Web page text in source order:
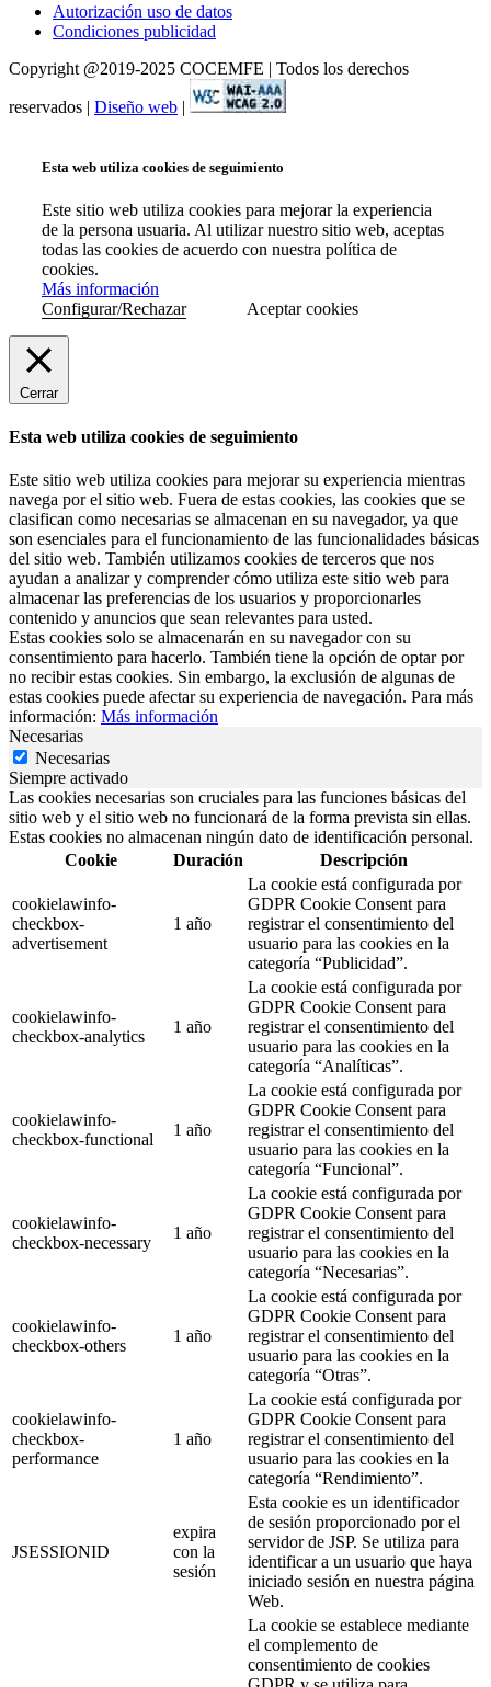
Autorización uso de datos
Condiciones publicidad
Copyright @2019-2025 COCEMFE | Todos los derechos
reservados | Diseño web |
Esta web utiliza cookies de seguimiento
Este sitio web utiliza cookies para mejorar la experiencia
de la persona usuaria. Al utilizar nuestro sitio web, aceptas
todas las cookies de acuerdo con nuestra política de
cookies.
Más información
Configurar/Rechazar
Aceptar cookies
Cerrar
Esta web utiliza cookies de seguimiento
Este sitio web utiliza cookies para mejorar su experiencia mientras
navega por el sitio web. Fuera de estas cookies, las cookies que se
clasifican como necesarias se almacenan en su navegador, ya que
son esenciales para el funcionamiento de las funcionalidades básicas
del sitio web. También utilizamos cookies de terceros que nos
ayudan a analizar y comprender cómo utiliza este sitio web para
almacenar las preferencias de los usuarios y proporcionarles
contenido y anuncios que sean relevantes para usted.
Estas cookies solo se almacenarán en su navegador con su
consentimiento para hacerlo. También tiene la opción de optar por
no recibir estas cookies. Sin embargo, la exclusión de algunas de
estas cookies puede afectar su experiencia de navegación. Para más
información: Más información
Necesarias
Necesarias
Siempre activado
Las cookies necesarias son cruciales para las funciones básicas del
sitio web y el sitio web no funcionará de la forma prevista sin ellas.
Estas cookies no almacenan ningún dato de identificación personal.
Cookie
Duración Descripción
cookielawinfo-
checkbox-
advertisement
1 año
La cookie está configurada por
GDPR Cookie Consent para
registrar el consentimiento del
usuario para las cookies en la
categoría “Publicidad”.
cookielawinfo-
checkbox-analytics
1 año
La cookie está configurada por
GDPR Cookie Consent para
registrar el consentimiento del
usuario para las cookies en la
categoría “Analíticas”.
cookielawinfo-
checkbox-functional
1 año
La cookie está configurada por
GDPR Cookie Consent para
registrar el consentimiento del
usuario para las cookies en la
categoría “Funcional”.
cookielawinfo-
checkbox-necessary
1 año
La cookie está configurada por
GDPR Cookie Consent para
registrar el consentimiento del
usuario para las cookies en la
categoría “Necesarias”.
cookielawinfo-
checkbox-others
1 año
La cookie está configurada por
GDPR Cookie Consent para
registrar el consentimiento del
usuario para las cookies en la
categoría “Otras”.
cookielawinfo-
checkbox-
performance
1 año
La cookie está configurada por
GDPR Cookie Consent para
registrar el consentimiento del
usuario para las cookies en la
categoría “Rendimiento”.
JSESSIONID
expira
con la
sesión
Esta cookie es un identificador
de sesión proporcionado por el
servidor de JSP. Se utiliza para
identificar a un usuario que haya
iniciado sesión en nuestra página
Web.
La cookie se establece mediante
el complemento de
consentimiento de cookies